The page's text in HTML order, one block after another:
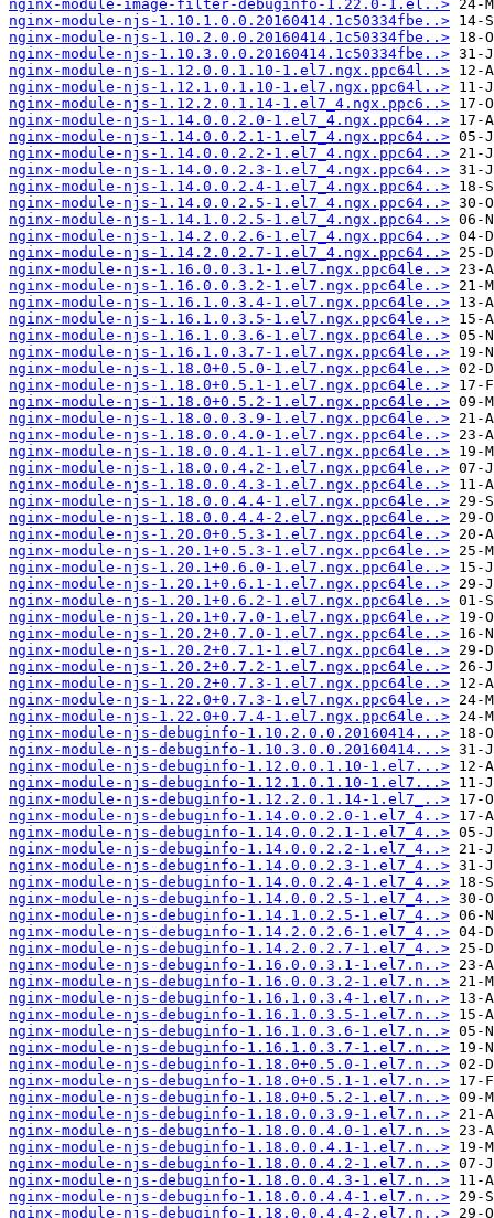
nginx-module-image-filter-debuginfo-1.22.0-1.el..>
nginx-module-njs-1.10.1.0.0.20160414.1c50334fbe..>
nginx-module-njs-1.10.2.0.0.20160414.1c50334fbe..>
nginx-module-njs-1.10.3.0.0.20160414.1c50334fbe..>
nginx-module-njs-1.12.0.0.1.10-1.el7.ngx.ppc64l..>
nginx-module-njs-1.12.1.0.1.10-1.el7.ngx.ppc64l..>
nginx-module-njs-1.12.2.0.1.14-1.el7_4.ngx.ppc6..>
nginx-module-njs-1.14.0.0.2.0-1.el7_4.ngx.ppc64..>
nginx-module-njs-1.14.0.0.2.1-1.el7_4.ngx.ppc64..>
nginx-module-njs-1.14.0.0.2.2-1.el7_4.ngx.ppc64..>
nginx-module-njs-1.14.0.0.2.3-1.el7_4.ngx.ppc64..>
nginx-module-njs-1.14.0.0.2.4-1.el7_4.ngx.ppc64..>
nginx-module-njs-1.14.0.0.2.5-1.el7_4.ngx.ppc64..>
nginx-module-njs-1.14.1.0.2.5-1.el7_4.ngx.ppc64..>
nginx-module-njs-1.14.2.0.2.6-1.el7_4.ngx.ppc64..>
nginx-module-njs-1.14.2.0.2.7-1.el7_4.ngx.ppc64..>
nginx-module-njs-1.16.0.0.3.1-1.el7.ngx.ppc64le..>
nginx-module-njs-1.16.0.0.3.2-1.el7.ngx.ppc64le..>
nginx-module-njs-1.16.1.0.3.4-1.el7.ngx.ppc64le..>
nginx-module-njs-1.16.1.0.3.5-1.el7.ngx.ppc64le..>
nginx-module-njs-1.16.1.0.3.6-1.el7.ngx.ppc64le..>
nginx-module-njs-1.16.1.0.3.7-1.el7.ngx.ppc64le..>
nginx-module-njs-1.18.0+0.5.0-1.el7.ngx.ppc64le..>
nginx-module-njs-1.18.0+0.5.1-1.el7.ngx.ppc64le..>
nginx-module-njs-1.18.0+0.5.2-1.el7.ngx.ppc64le..>
nginx-module-njs-1.18.0.0.3.9-1.el7.ngx.ppc64le..>
nginx-module-njs-1.18.0.0.4.0-1.el7.ngx.ppc64le..>
nginx-module-njs-1.18.0.0.4.1-1.el7.ngx.ppc64le..>
nginx-module-njs-1.18.0.0.4.2-1.el7.ngx.ppc64le..>
nginx-module-njs-1.18.0.0.4.3-1.el7.ngx.ppc64le..>
nginx-module-njs-1.18.0.0.4.4-1.el7.ngx.ppc64le..>
nginx-module-njs-1.18.0.0.4.4-2.el7.ngx.ppc64le..>
nginx-module-njs-1.20.0+0.5.3-1.el7.ngx.ppc64le..>
nginx-module-njs-1.20.1+0.5.3-1.el7.ngx.ppc64le..>
nginx-module-njs-1.20.1+0.6.0-1.el7.ngx.ppc64le..>
nginx-module-njs-1.20.1+0.6.1-1.el7.ngx.ppc64le..>
nginx-module-njs-1.20.1+0.6.2-1.el7.ngx.ppc64le..>
nginx-module-njs-1.20.1+0.7.0-1.el7.ngx.ppc64le..>
nginx-module-njs-1.20.2+0.7.0-1.el7.ngx.ppc64le..>
nginx-module-njs-1.20.2+0.7.1-1.el7.ngx.ppc64le..>
nginx-module-njs-1.20.2+0.7.2-1.el7.ngx.ppc64le..>
nginx-module-njs-1.20.2+0.7.3-1.el7.ngx.ppc64le..>
nginx-module-njs-1.22.0+0.7.3-1.el7.ngx.ppc64le..>
nginx-module-njs-1.22.0+0.7.4-1.el7.ngx.ppc64le..>
nginx-module-njs-debuginfo-1.10.2.0.0.20160414...>
nginx-module-njs-debuginfo-1.10.3.0.0.20160414...>
nginx-module-njs-debuginfo-1.12.0.0.1.10-1.el7...>
nginx-module-njs-debuginfo-1.12.1.0.1.10-1.el7...>
nginx-module-njs-debuginfo-1.12.2.0.1.14-1.el7_..>
nginx-module-njs-debuginfo-1.14.0.0.2.0-1.el7_4..>
nginx-module-njs-debuginfo-1.14.0.0.2.1-1.el7_4..>
nginx-module-njs-debuginfo-1.14.0.0.2.2-1.el7_4..>
nginx-module-njs-debuginfo-1.14.0.0.2.3-1.el7_4..>
nginx-module-njs-debuginfo-1.14.0.0.2.4-1.el7_4..>
nginx-module-njs-debuginfo-1.14.0.0.2.5-1.el7_4..>
nginx-module-njs-debuginfo-1.14.1.0.2.5-1.el7_4..>
nginx-module-njs-debuginfo-1.14.2.0.2.6-1.el7_4..>
nginx-module-njs-debuginfo-1.14.2.0.2.7-1.el7_4..>
nginx-module-njs-debuginfo-1.16.0.0.3.1-1.el7.n..>
nginx-module-njs-debuginfo-1.16.0.0.3.2-1.el7.n..>
nginx-module-njs-debuginfo-1.16.1.0.3.4-1.el7.n..>
nginx-module-njs-debuginfo-1.16.1.0.3.5-1.el7.n..>
nginx-module-njs-debuginfo-1.16.1.0.3.6-1.el7.n..>
nginx-module-njs-debuginfo-1.16.1.0.3.7-1.el7.n..>
nginx-module-njs-debuginfo-1.18.0+0.5.0-1.el7.n..>
nginx-module-njs-debuginfo-1.18.0+0.5.1-1.el7.n..>
nginx-module-njs-debuginfo-1.18.0+0.5.2-1.el7.n..>
nginx-module-njs-debuginfo-1.18.0.0.3.9-1.el7.n..>
nginx-module-njs-debuginfo-1.18.0.0.4.0-1.el7.n..>
nginx-module-njs-debuginfo-1.18.0.0.4.1-1.el7.n..>
nginx-module-njs-debuginfo-1.18.0.0.4.2-1.el7.n..>
nginx-module-njs-debuginfo-1.18.0.0.4.3-1.el7.n..>
nginx-module-njs-debuginfo-1.18.0.0.4.4-1.el7.n..>
nginx-module-njs-debuginfo-1.18.0.0.4.4-2.el7.n..>